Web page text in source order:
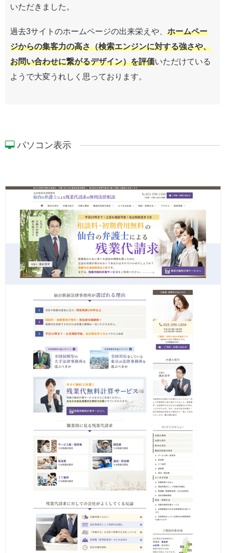
いただきました。
過去3サイトのホームページの出来栄えや、 ホームペー
ジからの集客力の高さ（検索エンジンに対する強さや、
お問い合わせに繋がるデザイン）を評価いただけている
ようで大変うれしく思っております。
パソコン表示